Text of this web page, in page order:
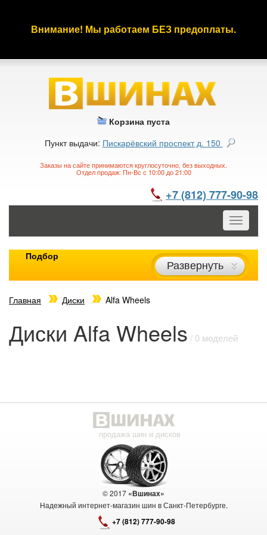
Внимание! Мы работаем БЕЗ предоплаты.
Корзина пуста
Пункт выдачи: Пискарёвский проспект д. 150
Заказы на сайте принимаются круглосуточно, без выходных.
Отдел продаж: Пн-Вс с 10:00 до 21:00
+7 (812) 777-90-98
Toggle
Подбор
Развернуть
Главная Диски Alfa Wheels
Диски Alfa Wheels / 0 моделей
продажа шин и дисков
© 2017 «Вшинах»
Надежный интернет-магазин шин в Санкт-Петербурге.
+7 (812) 777-90-98